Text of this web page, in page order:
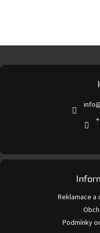
p
info
Reklamace
Podmínky